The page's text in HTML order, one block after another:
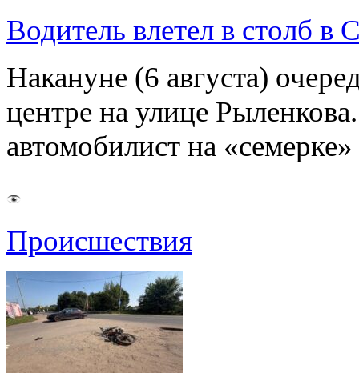
Водитель влетел в столб в
Накануне (6 августа)
центре на улице
автомобилист на
Происшествия